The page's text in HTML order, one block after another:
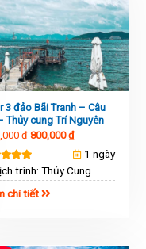
3 đảo Bãi Tranh – Câu
Thủy cung Trí Nguyên
₫ 800,000₫
1 ngày
trình: Thủy Cung
chi tiết